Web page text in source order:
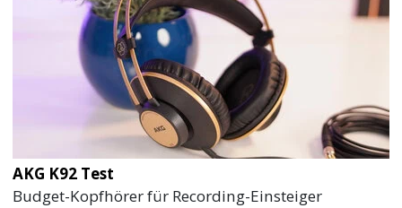
AKG K92 Test
Budget-Kopfhörer für Recording-Einsteiger